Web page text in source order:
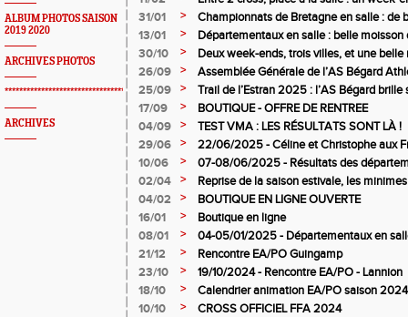
ALBUM PHOTOS SAISON
2019 2020
ARCHIVES PHOTOS
*************************************************
ARCHIVES
31/01
>
Championnats de Bretagne en salle : de
juniors filles de l’AS Bégard Athlétisme
13/01 >
Départementaux en salle : belle moisson
Bégard Athlétisme
30/10 >
Deux week-ends, trois villes, et une
pour l’AS Bégard !
26/09 >
Assemblée Générale de l’AS Bégard
25/09
>
Trail de l’Estran 2025 : l’AS Bégard brille
17/09
>
BOUTIQUE - OFFRE DE RENTREE
04/09
>
TEST VMA : LES RÉSULTATS SONT LÀ !
29/06
>
22/06/2025 - Céline et Christophe aux
10/06
>
07-08/06/2025 - Résultats des
02/04
>
Reprise de la saison estivale, les
04/02
>
BOUTIQUE EN LIGNE OUVERTE
16/01
>
Boutique en ligne
08/01
>
04-05/01/2025 - Départementaux en
21/12
>
Rencontre EA/PO Guingamp
23/10
>
19/10/2024 - Rencontre EA/PO - Lannion
18/10
>
Calendrier animation EA/PO saison
10/10
>
CROSS OFFICIEL FFA 2024